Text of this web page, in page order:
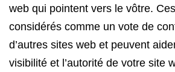
web qui pointent vers le vôtre.
considérés comme un vote de
d’autres sites web et peuvent
visibilité et l’autorité de votre site